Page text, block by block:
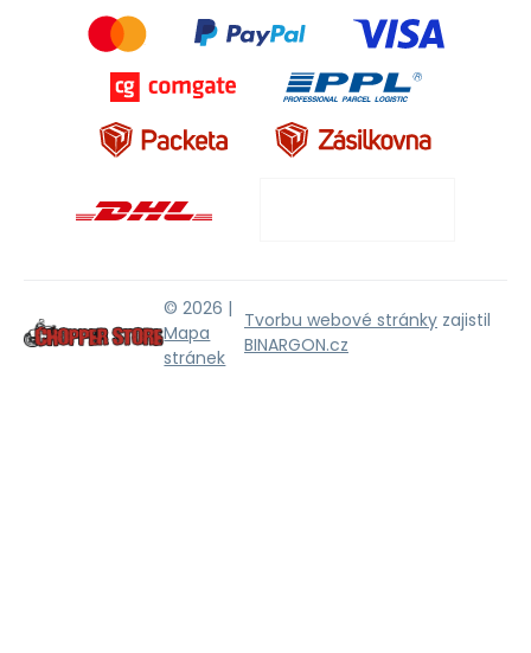
© 2026 |
Mapa
stránek
Tvorbu webové stránky zajistil
BINARGON.cz